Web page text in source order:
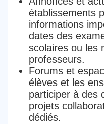
établissements
informations
dates des
scolaires ou les
professeurs.
Forums et
élèves et les
participer à des
projets
dédiés.